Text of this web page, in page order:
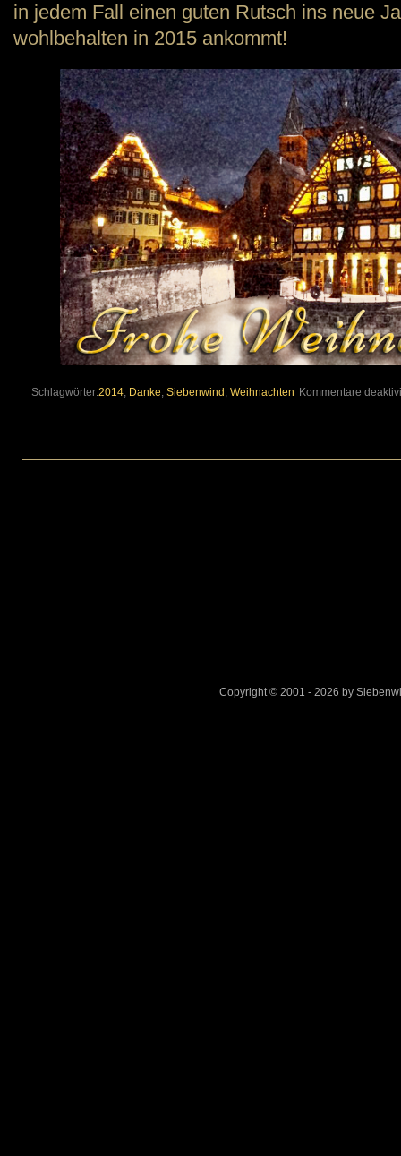
in jedem Fall einen guten Rutsch ins neue
wohlbehalten in 2015 ankommt!
Schlagwörter:2014 Danke Siebenwind Weihnachten Kommentare
Copyright © 2001 - 2026 by